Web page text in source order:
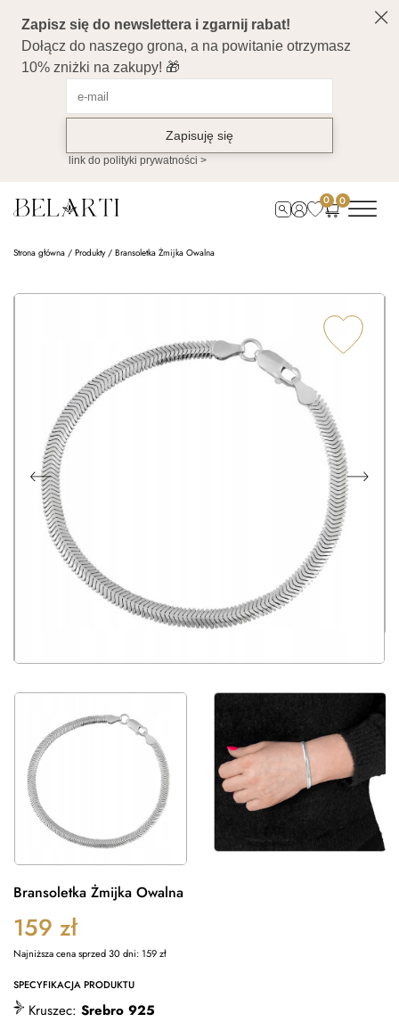
0 0
Strona główna / Produkty/ Bransoletka Żmijka Owalna
Bransoletka Żmijka Owalna
159 zł
Najniższa cena sprzed 30 dni:159zł
SPECYFIKACJA PRODUKTU
Kruszec: Srebro 925